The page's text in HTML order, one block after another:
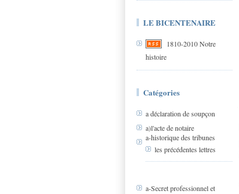
LE BICENTENAIRE
1810-2010 Notre
histoire
Catégories
a déclaration de soupçon
a)l'acte de notaire
a-historique des tribunes
les précédentes lettres
a-Secret professionnel et